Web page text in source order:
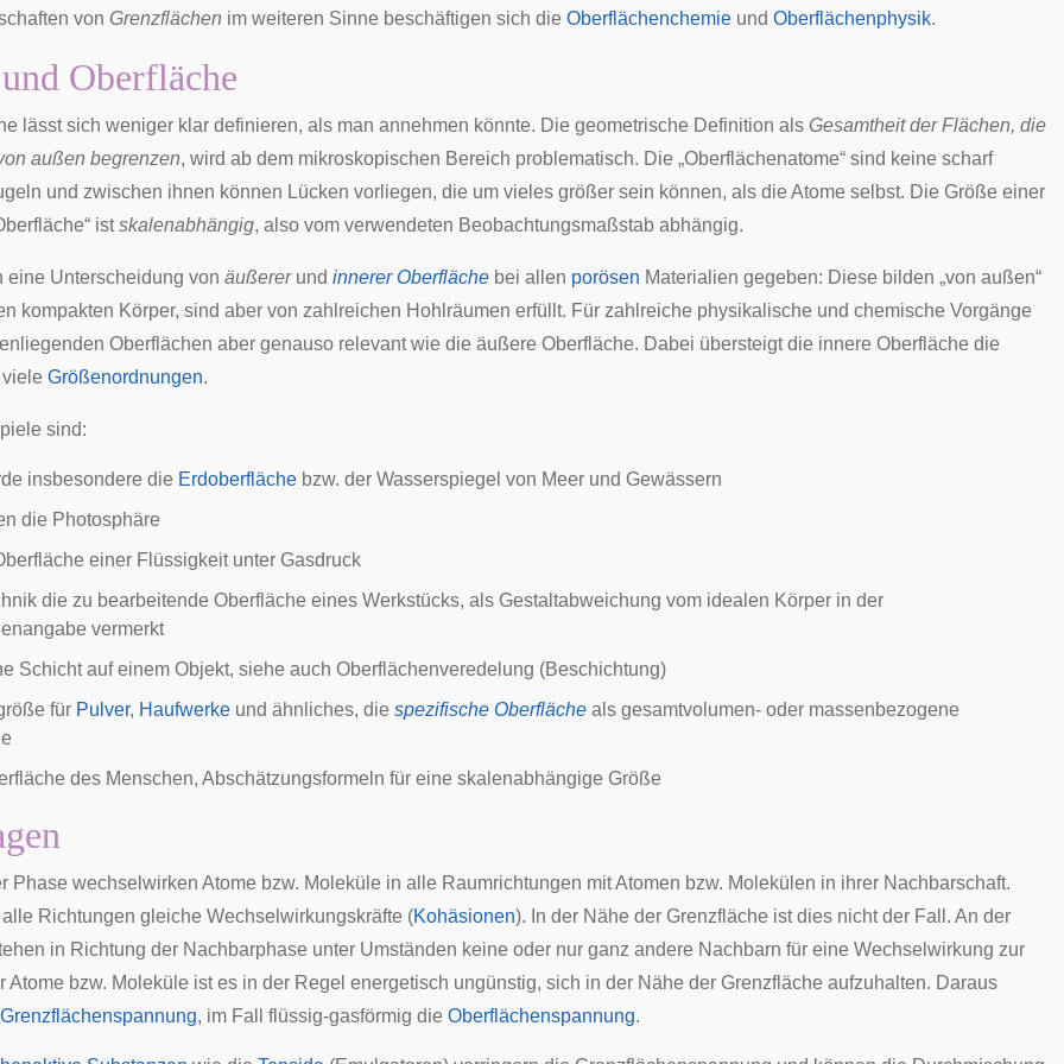
von Grenzflächen im weiteren Sinne beschäftigen sich die Oberflächenchemie und Oberflächenphysik.
Oberfläche
lässt sich weniger klar definieren, als man annehmen könnte. Die geometrische Definition als Gesamtheit der Flächen, die
außen begrenzen, wird ab dem mikroskopischen Bereich problematisch. Die „Oberflächenatome“ sind keine scharf
und zwischen ihnen können Lücken vorliegen, die um vieles größer sein können, als die Atome selbst. Die Größe einer
istskalenabhängig, also vom verwendeten Beobachtungsmaßstab abhängig.
eine Unterscheidung von äußererund innerer Oberfläche bei allen porösen Materialien gegeben: Diese bilden „von außen“
kompakten Körper, sind aber von zahlreichen Hohlräumen erfüllt. Für zahlreiche physikalische und chemische Vorgänge
Oberflächen aber genauso relevant wie die äußere Oberfläche. Dabei übersteigt die innere Oberfläche die
Größenordnungen.
sind:
insbesondere die Erdoberfläche bzw. der Wasserspiegel von Meer und Gewässern
die Photosphäre
einer Flüssigkeit unter Gasdruck
die zu bearbeitende Oberfläche eines Werkstücks, als Gestaltabweichung vom idealen Körper in der
vermerkt
Schichtauf einem Objekt, siehe auch Oberflächenveredelung (Beschichtung)
für Pulver, Haufwerke und ähnliches, die spezifische Oberfläche als gesamtvolumen- oder massenbezogene
des Menschen, Abschätzungsformeln für eine skalenabhängige Größe
Phase wechselwirken Atome bzw. Moleküle in alle Raumrichtungen mit Atomen bzw. Molekülen in ihrer Nachbarschaft.
Richtungen gleiche Wechselwirkungskräfte (Kohäsionen). In der Nähe der Grenzfläche ist dies nicht der Fall. An der
in Richtung der Nachbarphase unter Umständen keine oder nur ganz andere Nachbarn für eine Wechselwirkung zur
Atome bzw. Moleküle ist es in der Regel energetisch ungünstig, sich in der Nähe der Grenzfläche aufzuhalten. Daraus
Grenzflächenspannung, im Fall flüssig-gasförmig die Oberflächenspannung.